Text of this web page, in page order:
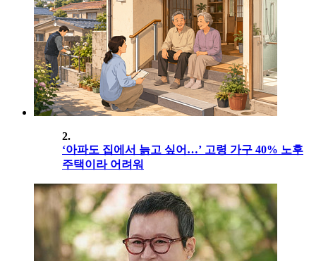
2.
‘아파도 집에서 늙고 싶어…’ 고령 가구 40% 노후
주택이라 어려워